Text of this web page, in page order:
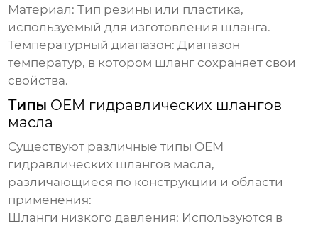
Материал: Тип резины или пластика,
используемый для изготовления шланга.
Температурный диапазон: Диапазон
температур, в котором шланг сохраняет свои
свойства.
Типы OEM гидравлических шлангов
масла
Существуют различные типы OEM
гидравлических шлангов масла,
различающиеся по конструкции и области
применения:
Шланги низкого давления: Используются в